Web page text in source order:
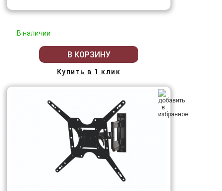
В наличии
В КОРЗИНУ
Купить в 1 клик